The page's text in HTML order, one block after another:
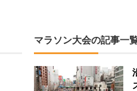
マラソン大会の記事一